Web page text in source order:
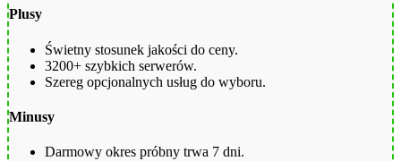
Plusy
Świetny stosunek jakości do ceny.
3200+ szybkich serwerów.
Szereg opcjonalnych usług do wyboru.
Minusy
Darmowy okres próbny trwa 7 dni.